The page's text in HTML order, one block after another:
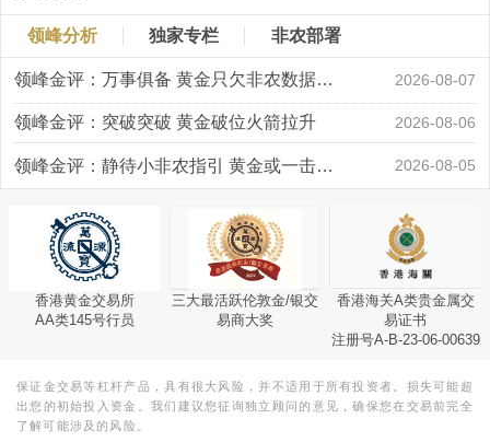
领峰分析 独家专栏 非农部署
领峰金评：万事俱备 黄金只欠非农数据“东风” 2026-08-07
领峰金评：突破突破 黄金破位火箭拉升 2026-08-06
领峰金评：静待小非农指引 黄金或一击破局 2026-08-05
香港黄金交易所
AA类145号行员
三大最活跃伦敦金/银交
易商大奖
香港海关A类贵金属交
易证书
注册号A-B-23-06-00639
保证金交易等杠杆产品，具有很大风险，并不适用于所有投资者。损失可能超
出您的初始投入资金。我们建议您征询独立顾问的意见，确保您在交易前完全
了解可能涉及的风险。